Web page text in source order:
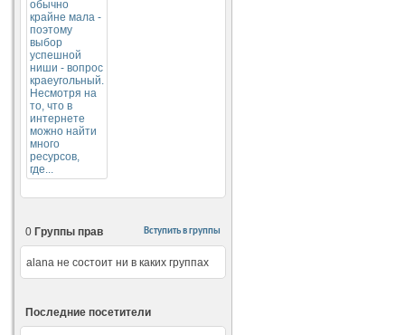
Вступить в группы
0 Группы прав
alana не состоит ни в каких группах
Последние посетители